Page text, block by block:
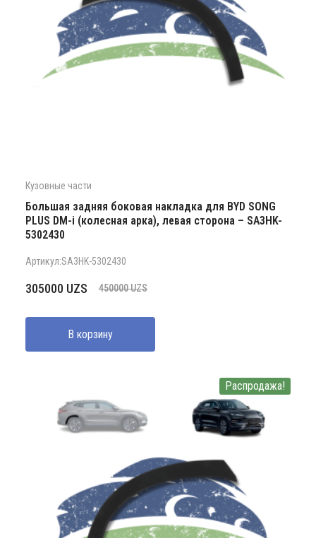
Кузовные части
Большая задняя боковая накладка для BYD SONG
PLUS DM-i (колесная арка), левая сторона – SA3HK-
5302430
Артикул:SA3HK-5302430
450000UZS
Первоначальная
составляла
450000 UZS.
305000 UZS
Текущая
305000 UZS.
В корзину
Распродажа!